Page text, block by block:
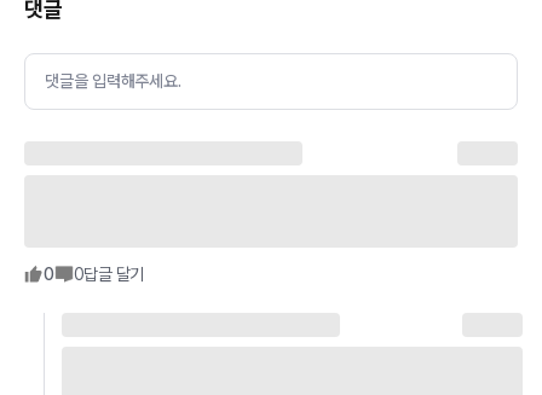
댓글
댓글을 입력해주세요.
0 0답글 달기